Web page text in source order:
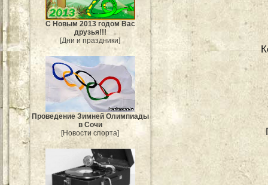
С Новым 2013 годом Вас
друзья!!!
[Дни и праздники]
Проведение Зимней Олимпиады
в Сочи
[Новости спорта]